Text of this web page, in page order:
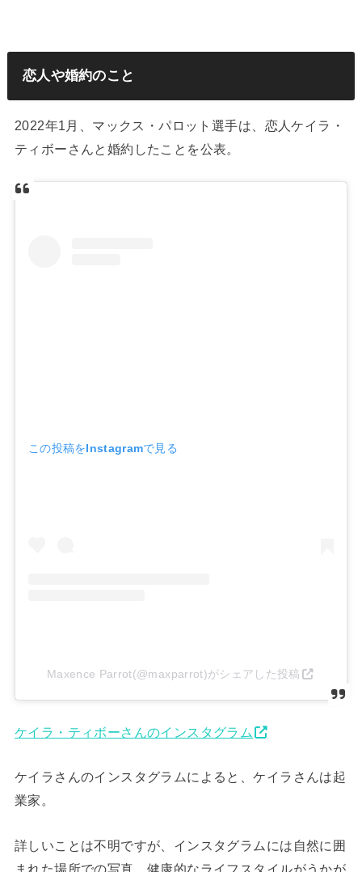
恋人や婚約のこと
2022年1月、マックス・パロット選手は、恋人ケイラ・
ティボーさんと婚約したことを公表。
この投稿をInstagramで見る
Maxence Parrot(@maxparrot)がシェアした投稿
ケイラ・ティボーさんのインスタグラム
ケイラさんのインスタグラムによると、ケイラさんは起
業家。
詳しいことは不明ですが、インスタグラムには自然に囲
まれた場所での写真、健康的なライフスタイルがうかが